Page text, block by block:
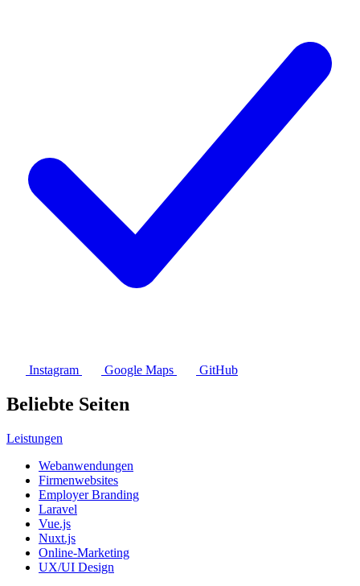
Instagram Google Maps GitHub
Beliebte Seiten
Leistungen
Webanwendungen
Firmenwebsites
Employer Branding
Laravel
Vue.js
Nuxt.js
Online-Marketing
UX/UI Design